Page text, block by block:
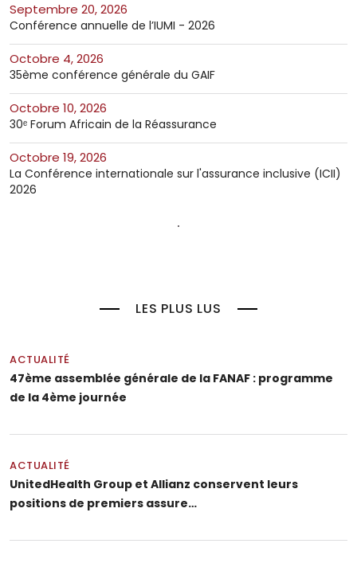
septembre 20, 2026
Conférence annuelle de l’IUMI - 2026
octobre 4, 2026
35ème conférence générale du GAIF
octobre 10, 2026
30ᵉ Forum Africain de la Réassurance
octobre 19, 2026
La Conférence internationale sur l'assurance inclusive (ICII)
2026
LES PLUS LUS
ACTUALITÉ
47ème assemblée générale de la FANAF : programme
de la 4ème journée
ACTUALITÉ
UnitedHealth Group et Allianz conservent leurs
positions de premiers assure…